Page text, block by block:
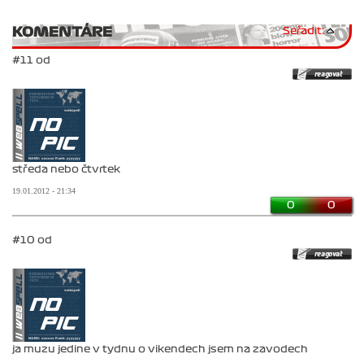
KOMENTÁRE Seřadit:
#11 od
středa nebo čtvrtek
19.01.2012 - 21:34
0 0
#10 od
ja muzu jedine v tydnu o vikendech jsem na zavodech